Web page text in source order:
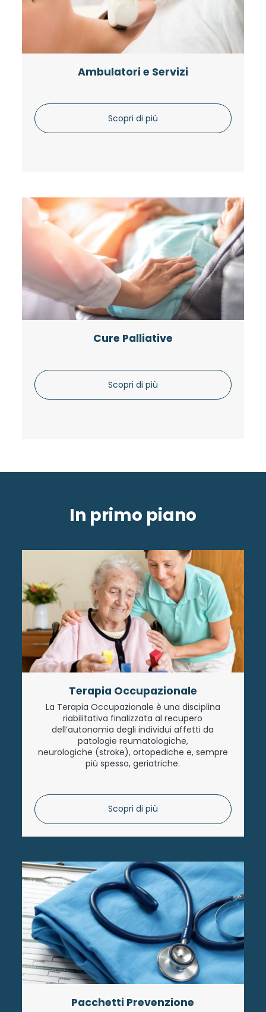
Ambulatori e Servizi
Scopri di più
Cure Palliative
Scopri di più
In primo piano
Terapia Occupazionale
La Terapia Occupazionale è una disciplina
riabilitativa finalizzata al recupero
dell’autonomia degli individui affetti da
patologie reumatologiche,
neurologiche (stroke), ortopediche e, sempre
più spesso, geriatriche.
Scopri di più
Pacchetti Prevenzione